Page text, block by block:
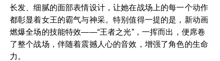
长发、细腻的面部表情设计，让她在战场上的每一个动作
都彰显着女王的霸气与神采。特别值得一提的是，新动画
燃爆全场的技能特效——“王者之光”，一挥而出，便席卷
了整个战场，伴随着震撼人心的音效，增强了角色的生命
力。